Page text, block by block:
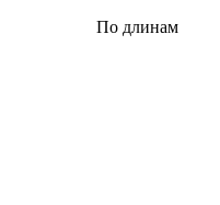
По длинам